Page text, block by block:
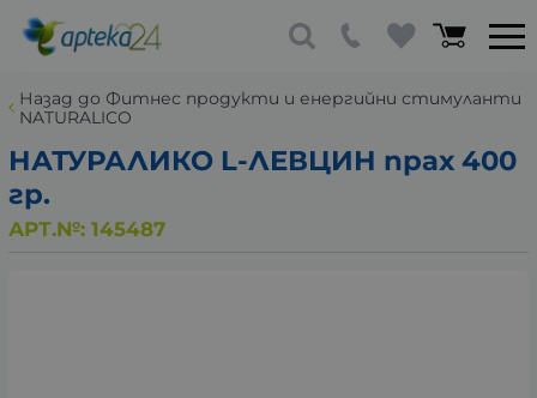
Назад до Фитнес продукти и енергийни стимуланти
NATURALICO
НАТУРАЛИКО L-ЛЕВЦИН прах 400
гр.
АРТ.№: 145487